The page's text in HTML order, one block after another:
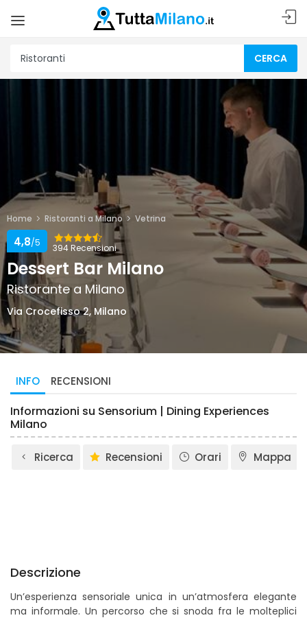
CERCA
Home Ristoranti a Milano Vetrina
394 Recensioni
4,8/5
Dessert Bar Milano
Ristorante a Milano
Via Crocefisso 2, Milano
INFO RECENSIONI
Informazioni su Sensorium | Dining Experiences
Milano
Ricerca Recensioni Orari Mappa
Descrizione
Un’esperienza sensoriale unica in un’atmosfera elegante
ma informale. Un percorso che si snoda fra le molteplici